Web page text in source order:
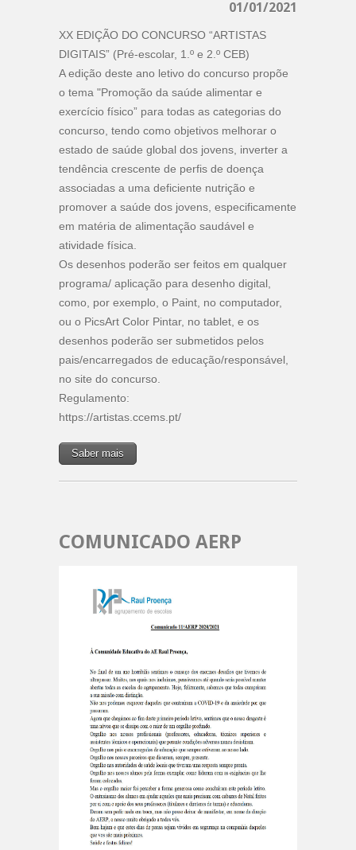
01/01/2021
XX EDIÇÃO DO CONCURSO “ARTISTAS
DIGITAIS” (Pré-escolar, 1.º e 2.º CEB)
A edição deste ano letivo do concurso propõe
o tema "Promoção da saúde alimentar e
exercício físico” para todas as categorias do
concurso, tendo como objetivos melhorar o
estado de saúde global dos jovens, inverter a
tendência crescente de perfis de doença
associadas a uma deficiente nutrição e
promover a saúde dos jovens, especificamente
em matéria de alimentação saudável e
atividade física.
Os desenhos poderão ser feitos em qualquer
programa/ aplicação para desenho digital,
como, por exemplo, o Paint, no computador,
ou o PicsArt Color Pintar, no tablet, e os
desenhos poderão ser submetidos pelos
pais/encarregados de educação/responsável,
no site do concurso.
Regulamento:
https://artistas.ccems.pt/
Saber mais
COMUNICADO AERP